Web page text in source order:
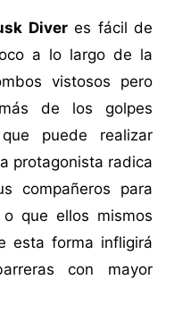
Diveres fácil de
a lo largo de la
vistosos pero
de los golpes
puede realizar
protagonista radica
compañeros para
que ellos mismos
esta forma infligirá
con mayor